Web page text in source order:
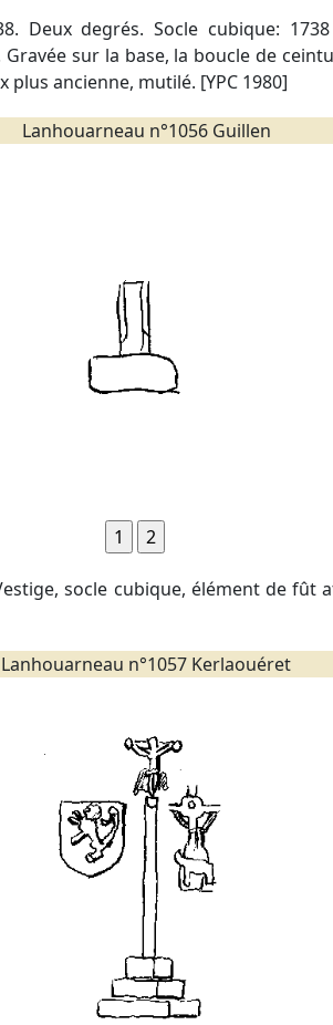
Deux degrés. Socle cubique:
sur la base, la boucle de
plus ancienne, mutilé. [YPC 1980]
Lanhouarneau n°1056 Guillen
socle cubique, élément de fût
Lanhouarneau n°1057 Kerlaouéret